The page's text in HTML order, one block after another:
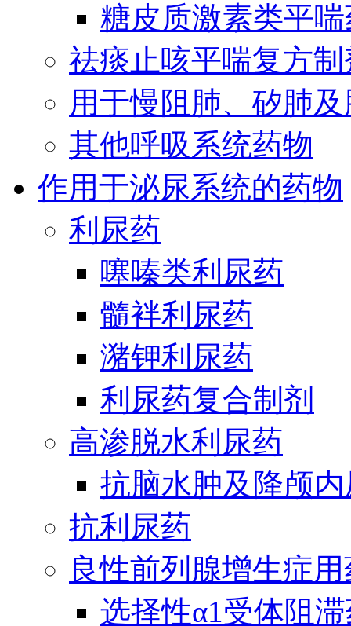
糖皮质激素类平
祛痰止咳平喘复方制
用于慢阻肺、矽肺
其他呼吸系统药物
作用于泌尿系统的药物
利尿药
噻嗪类利尿药
髓袢利尿药
潴钾利尿药
利尿药复合制剂
高渗脱水利尿药
抗脑水肿及降颅
抗利尿药
良性前列腺增生症
选择性α1受体阻